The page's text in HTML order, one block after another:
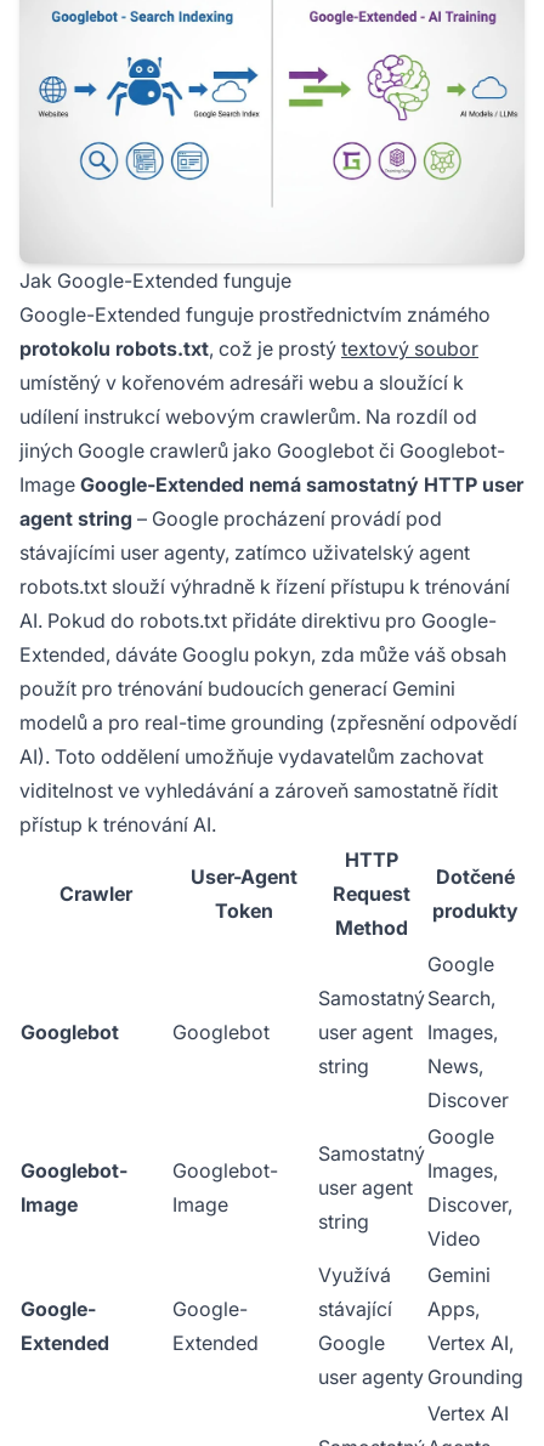
Jak Google-Extended funguje
Google-Extended funguje prostřednictvím známého
protokolu robots.txt, což je prostý textový soubor
umístěný v kořenovém adresáři webu a sloužící k
udílení instrukcí webovým crawlerům. Na rozdíl od
jiných Google crawlerů jako Googlebot či Googlebot-
Image Google-Extended nemá samostatný HTTP user
agent string – Google procházení provádí pod
stávajícími user agenty, zatímco uživatelský agent
robots.txt slouží výhradně k řízení přístupu k trénování
AI. Pokud do robots.txt přidáte direktivu pro Google-
Extended, dáváte Googlu pokyn, zda může váš obsah
použít pro trénování budoucích generací Gemini
modelů a pro real-time grounding (zpřesnění odpovědí
AI). Toto oddělení umožňuje vydavatelům zachovat
viditelnost ve vyhledávání a zároveň samostatně řídit
přístup k trénování AI.
Crawler
User-Agent
Token
HTTP
Request
Method
Dotčené
produkty
Googlebot Googlebot
Samostatný
user agent
string
Google
Search,
Images,
News,
Discover
Googlebot-
Image
Googlebot-
Image
Samostatný
user agent
string
Google
Images,
Discover,
Video
Google-
Extended
Google-
Extended
Využívá
stávající
Google
user agenty
Gemini
Apps,
Vertex AI,
Grounding
Vertex AI